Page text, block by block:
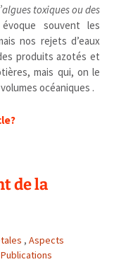
toxiques ou des
souvent les
nos rejets d’eaux
produits azotés et
mais qui, on le
océaniques .
de la
, Aspects
Publications